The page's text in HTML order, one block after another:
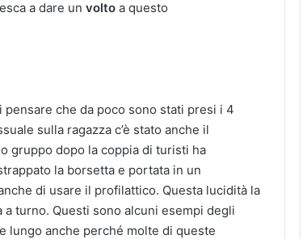
a dare un volto a questo
pensare che da poco sono stati presi i 4
sulla ragazza c’è stato anche il
gruppo dopo la coppia di turisti ha
la borsetta e portata in un
di usare il profilattico. Questa lucidità la
a turno. Questi sono alcuni esempi degli
lungo anche perché molte di queste